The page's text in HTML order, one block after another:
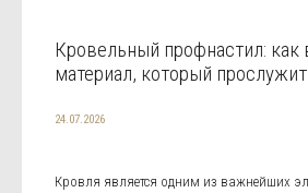
Кровельный профнастил: как
материал, который
24.07.2026
Кровля является одним из важнейших